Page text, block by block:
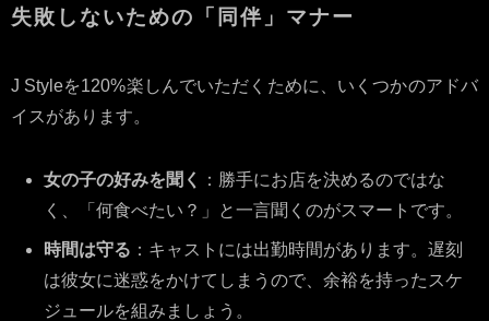
失敗しないための「同伴」マナー
J Styleを120%楽しんでいただくために、いくつかのアドバ
イスがあります。
女の子の好みを聞く
：勝手にお店を決めるのではな
く、「何食べたい？」と一言聞くのがスマートです。
時間は守る ：キャストには出勤時間があります。遅刻
は彼女に迷惑をかけてしまうので、余裕を持ったスケ
ジュールを組みましょう。